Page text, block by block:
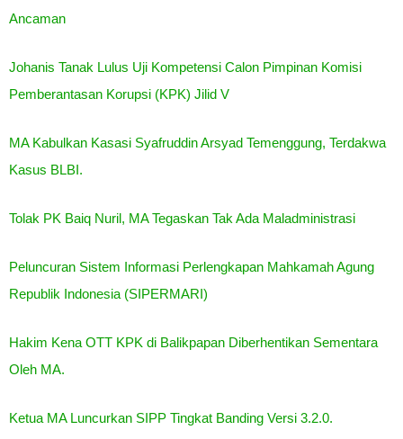
Ancaman
Johanis Tanak Lulus Uji Kompetensi Calon Pimpinan Komisi
Pemberantasan Korupsi (KPK) Jilid V
MA Kabulkan Kasasi Syafruddin Arsyad Temenggung, Terdakwa
Kasus BLBI.
Tolak PK Baiq Nuril, MA Tegaskan Tak Ada Maladministrasi
Peluncuran Sistem Informasi Perlengkapan Mahkamah Agung
Republik Indonesia (SIPERMARI)
Hakim Kena OTT KPK di Balikpapan Diberhentikan Sementara
Oleh MA.
Ketua MA Luncurkan SIPP Tingkat Banding Versi 3.2.0.